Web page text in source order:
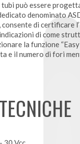
può essere
denominato
di certificare
di come
la funzione
e il numero di fori